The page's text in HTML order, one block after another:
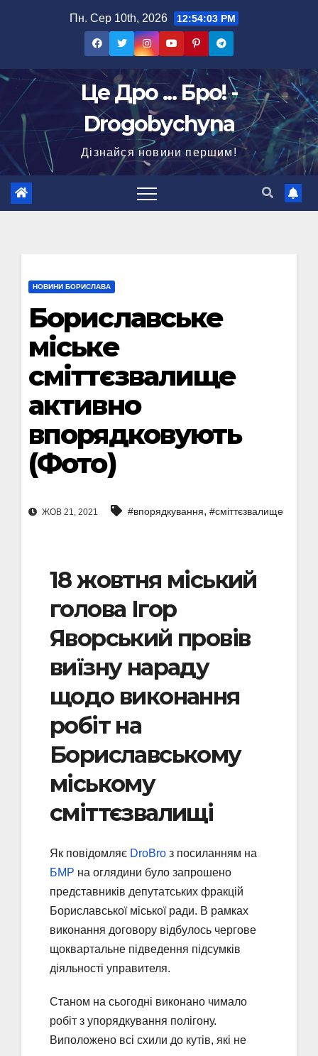
Пн. Сер 10th, 2026 12:54:04 PM
Це Дро ... Бро! -
Drogobychyna
Дізнайся новини першим!
НОВИНИ БОРИСЛАВА
Бориславське
міське
сміттєзвалище
активно
впорядковують
(Фото)
ЖОВ 21, 2021 #впорядкування, #сміттєзвалище
18 жовтня міський
голова Ігор
Яворський провів
виїзну нараду
щодо виконання
робіт на
Бориславському
міському
сміттєзвалищі
Як повідомляє DroBro з посиланням на
БМР на оглядини було запрошено
представників депутатських фракцій
Бориславської міської ради. В рамках
виконання договору відбулось чергове
щоквартальне підведення підсумків
діяльності управителя.
Станом на сьогодні виконано чимало
робіт з упорядкування полігону.
Виположено всі схили до кутів, які не